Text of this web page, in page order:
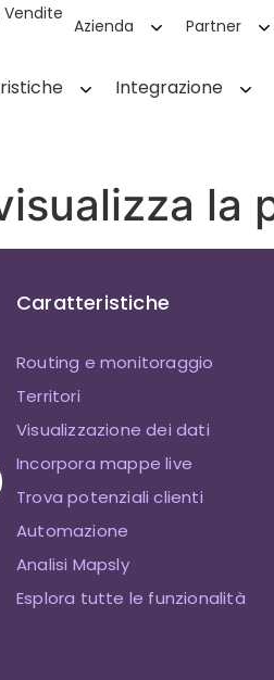
Azienda Partner
Integrazione
la
Caratteristiche
Routing e monitoraggio
Territori
Visualizzazione dei dati
Incorpora mappe live
Trova potenziali clienti
Automazione
Analisi Mapsly
Esplora tutte le funzionalità